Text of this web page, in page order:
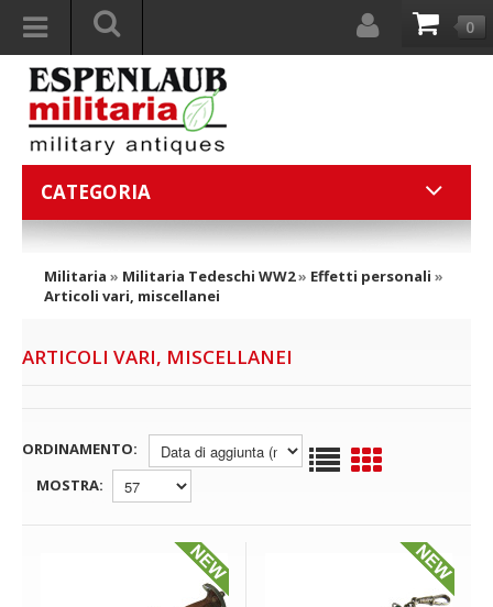
0
CATEGORIA
Militaria » Militaria Tedeschi WW2» Effetti personali »
Articoli vari, miscellanei
ARTICOLI VARI, MISCELLANEI
ORDINAMENTO:
MOSTRA: